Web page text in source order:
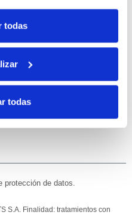
todas
todas
compra.
recibir nuestrasofertasy
de datos.
S.A. Finalidad: tratamientos con